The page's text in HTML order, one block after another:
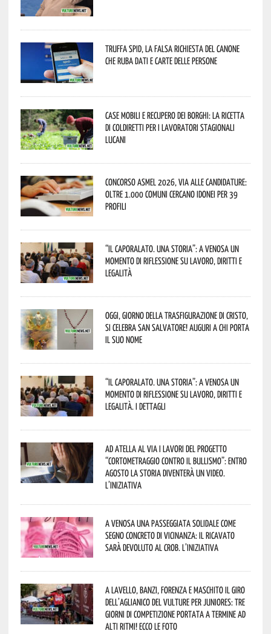
Truffa Spid, la falsa richiesta del canone
che ruba dati e carte delle persone
Case mobili e recupero dei borghi: la ricetta
di Coldiretti per i lavoratori stagionali
lucani
Concorso Asmel 2026, via alle candidature:
oltre 1.000 Comuni cercano idonei per 39
profili
“Il caporalato. Una storia”: a Venosa un
momento di riflessione su lavoro, diritti e
legalità
Oggi, giorno della Trasfigurazione di Cristo,
si celebra San Salvatore! Auguri a chi porta
il suo nome
“Il caporalato. Una storia”: a Venosa un
momento di riflessione su lavoro, diritti e
legalità. I dettagli
Ad Atella al via i lavori del progetto
“Cortometraggio contro il bullismo”: entro
agosto la storia diventerà un video.
L’iniziativa
A Venosa una passeggiata solidale come
segno concreto di vicinanza: il ricavato
sarà devoluto al CROB. L’iniziativa
A Lavello, Banzi, Forenza e Maschito il Giro
dell’Aglianico del Vulture per juniores: tre
giorni di competizione portata a termine ad
alti ritmi! Ecco le foto